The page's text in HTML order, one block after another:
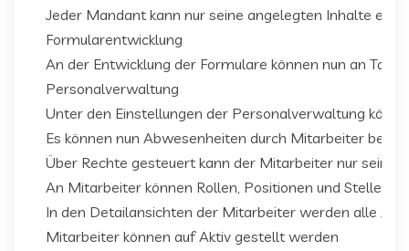
Jeder Mandant kann nur seine angelegten Inhalte
Formularentwicklung
An der Entwicklung der Formulare können nun an
Personalverwaltung
Unter den Einstellungen der Personalverwaltung
Es können nun Abwesenheiten durch Mitarbeiter
Über Rechte gesteuert kann der Mitarbeiter nur seine
An Mitarbeiter können Rollen, Positionen und Stellen
In den Detailansichten der Mitarbeiter werden alle
Mitarbeiter können auf Aktiv gestellt werden